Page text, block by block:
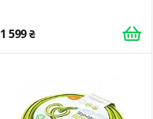
1 599